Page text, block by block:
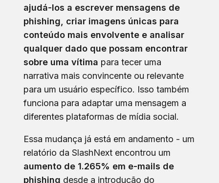
ajudá-los a escrever mensagens de
phishing, criar imagens únicas para
conteúdo mais envolvente e analisar
qualquer dado que possam encontrar
sobre uma vítima para tecer uma
narrativa mais convincente ou relevante
para um usuário específico. Isso também
funciona para adaptar uma mensagem a
diferentes plataformas de mídia social.
Essa mudança já está em andamento - um
relatório da SlashNext encontrou um
aumento de 1.265% em e-mails de
phishing desde a introdução do